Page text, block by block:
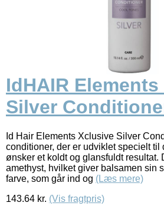
IdHAIR
Silver
Id Hair Elements Xclusive Silver
conditioner, der er udviklet specielt til
ønsker et koldt og glansfuldt resultat.
amethyst, hvilket giver balsamen sin
farve, som går ind og (Læs mere)
143.64 kr. (Vis fragtpris)